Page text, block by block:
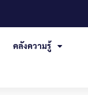
คลังความรู้